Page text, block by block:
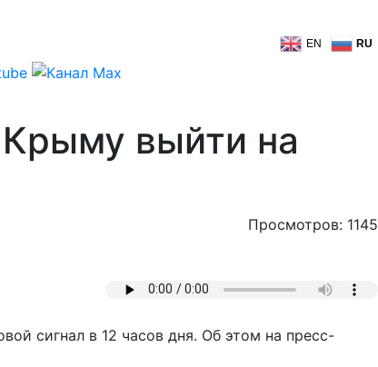
EN RU
выйти на
Просмотров: 1145
сигнал в 12 часов дня. Об этом на пресс-